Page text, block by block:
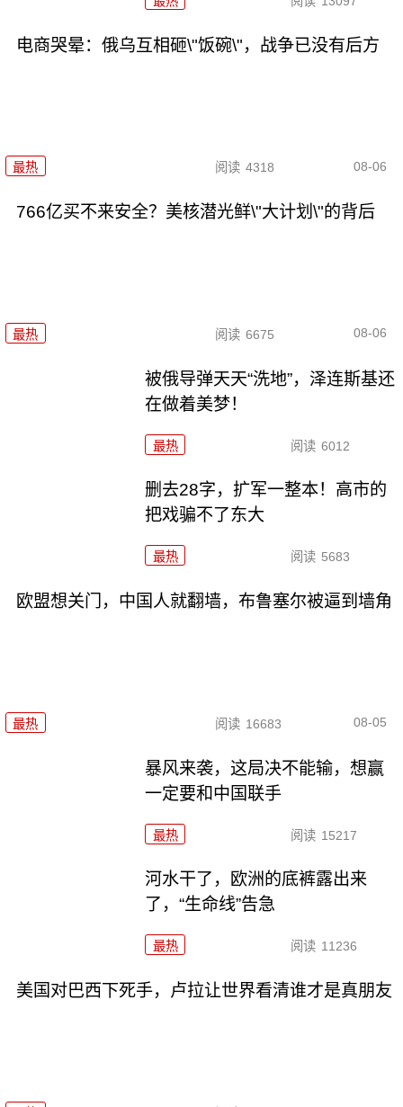
电商哭晕：俄乌互相砸\"饭碗\"，战争已没有后方
最热 阅读 4318 08-06
766亿买不来安全？美核潜光鲜\"大计划\"的背后
最热 阅读 6675 08-06
被俄导弹天天“洗地”，泽连斯基还
在做着美梦！
最热 阅读 6012
删去28字，扩军一整本！高市的
把戏骗不了东大
最热 阅读 5683
欧盟想关门，中国人就翻墙，布鲁塞尔被逼到墙角
最热 阅读 16683 08-05
暴风来袭，这局决不能输，想赢
一定要和中国联手
最热 阅读 15217
河水干了，欧洲的底裤露出来
了，“生命线”告急
最热 阅读 11236
美国对巴西下死手，卢拉让世界看清谁才是真朋友